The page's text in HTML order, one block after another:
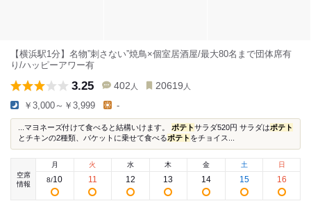
【横浜駅1分】名物”刺さない”焼鳥×個室居酒屋/最大80名まで団体席有
り/ハッピーアワー有
3.25 402 人 20619 人
￥3,000～￥3,999 -
...マヨネーズ付けて食べると結構いけます。 ポテトサラダ520円 サラダはポテト
とチキンの2種類、バケットに乗せて食べるポテト をチョイス...
空席
情報
月
8/10
火
11
水
12
木
13
金
14
土
15
日
16